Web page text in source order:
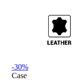
-30%
Case